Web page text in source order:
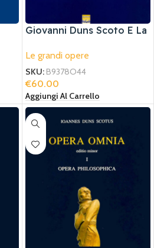
Giovanni Duns Scoto E La
Le grandi opere
SKU: B9378O44
€60.00
Aggiungi Al Carrello